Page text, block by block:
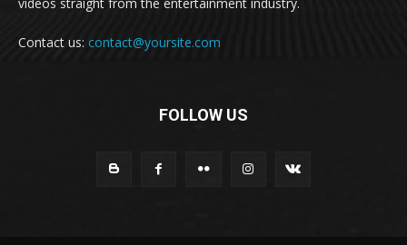
Contact us: contact@yoursite.com
FOLLOW US